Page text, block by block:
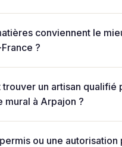
conviennent le
?
trouver un artisan qualifié
mural à Arpajon ?
ou une autorisation